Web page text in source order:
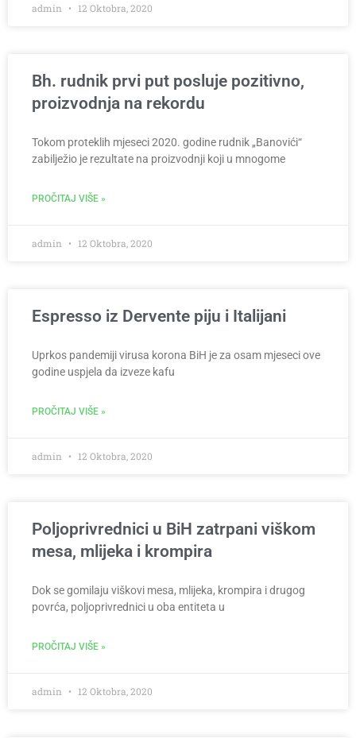
admin 12 Oktobra, 2020
Bh. rudnik prvi put posluje pozitivno,
proizvodnja na rekordu
Tokom proteklih mjeseci 2020. godine rudnik „Banovići“
zabilježio je rezultate na proizvodnji koji u mnogome
PROČITAJ VIŠE »
admin 12 Oktobra, 2020
Espresso iz Dervente piju i Italijani
Uprkos pandemiji virusa korona BiH je za osam mjeseci ove
godine uspjela da izveze kafu
PROČITAJ VIŠE »
admin 12 Oktobra, 2020
Poljoprivrednici u BiH zatrpani viškom
mesa, mlijeka i krompira
Dok se gomilaju viškovi mesa, mlijeka, krompira i drugog
povrća, poljoprivrednici u oba entiteta u
PROČITAJ VIŠE »
admin 12 Oktobra, 2020